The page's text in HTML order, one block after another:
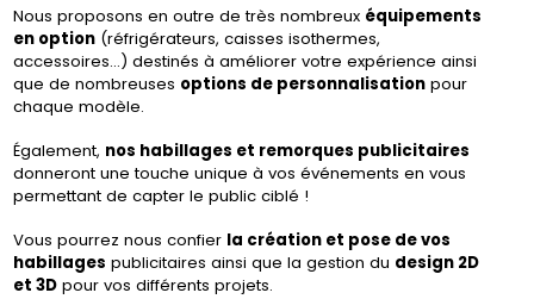
Nous proposons en outre de très nombreux équipements
en option(réfrigérateurs, caisses isothermes,
accessoires...) destinés à améliorer votre expérience ainsi
que de nombreuses options de personnalisationpour
chaque modèle.
Également, nos habillages et remorques publicitaires
donneront une touche unique à vos événements en vous
permettant de capter le public ciblé !
Vous pourrez nous confier la création et pose de vos
habillages publicitaires ainsi que la gestion du design 2D
et 3Dpour vos différents projets.